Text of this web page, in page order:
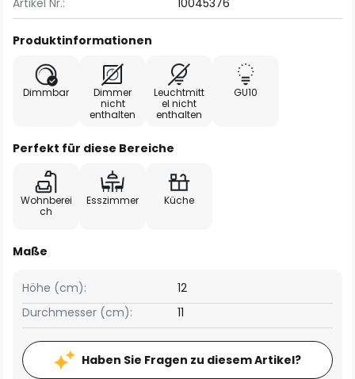
Artikel Nr.: 10045376
Produktinformationen
Dimmbar
Dimmer
nicht
enthalten
Leuchtmitt
el nicht
enthalten
GU10
Perfekt für diese Bereiche
Wohnberei
ch
Esszimmer Küche
Maße
Höhe (cm):
12
Durchmesser (cm):
11
Haben Sie Fragen zu diesem Artikel?